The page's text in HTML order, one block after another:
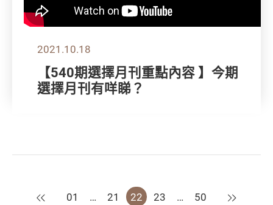
2021.10.18
【540期選擇月刊重點內容 】今期
選擇月刊有咩睇？
上一頁
01 … 21 22 23 … 50 下一頁